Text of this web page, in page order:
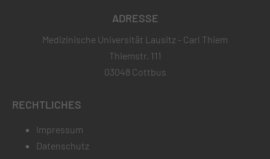
ADRESSE
Medizinische Universität Lausitz - Carl Thiem
Thiemstr. 111
03048 Cottbus
RECHTLICHES
Impressum
Datenschutz